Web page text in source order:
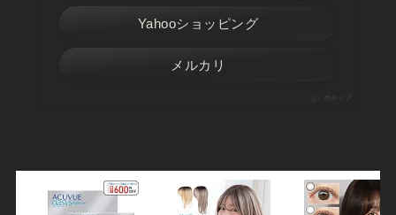
Yahooショッピング
メルカリ
ポチップ